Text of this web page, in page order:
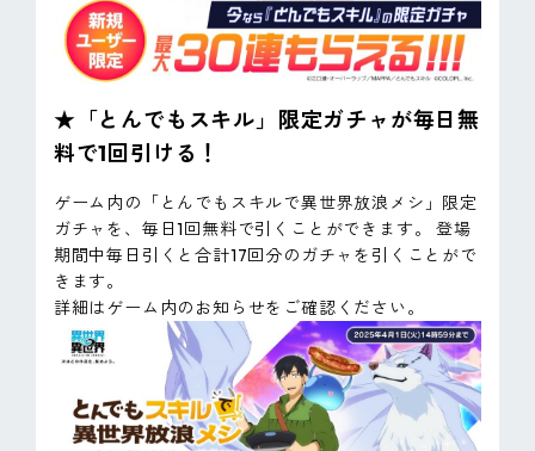
★「とんでもスキル」限定ガチャが毎日無
料で1回引ける！
ゲーム内の「とんでもスキルで異世界放浪メシ」限定
ガチャを、毎日1回無料で引くことができます。 登場
期間中毎日引くと合計17回分のガチャを引くことがで
きます。
詳細はゲーム内のお知らせをご確認ください。